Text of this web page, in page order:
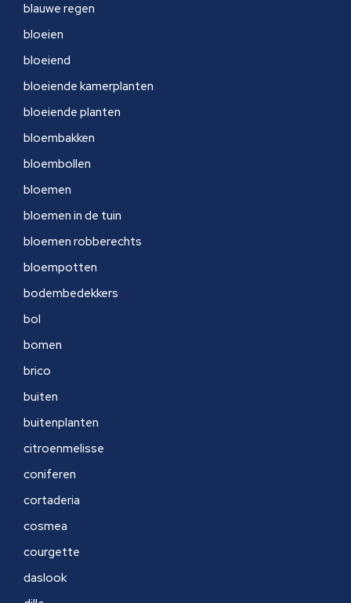
blauwe regen
bloeien
bloeiend
bloeiende kamerplanten
bloeiende planten
bloembakken
bloembollen
bloemen
bloemen in de tuin
bloemen robberechts
bloempotten
bodembedekkers
bol
bomen
brico
buiten
buitenplanten
citroenmelisse
coniferen
cortaderia
cosmea
courgette
daslook